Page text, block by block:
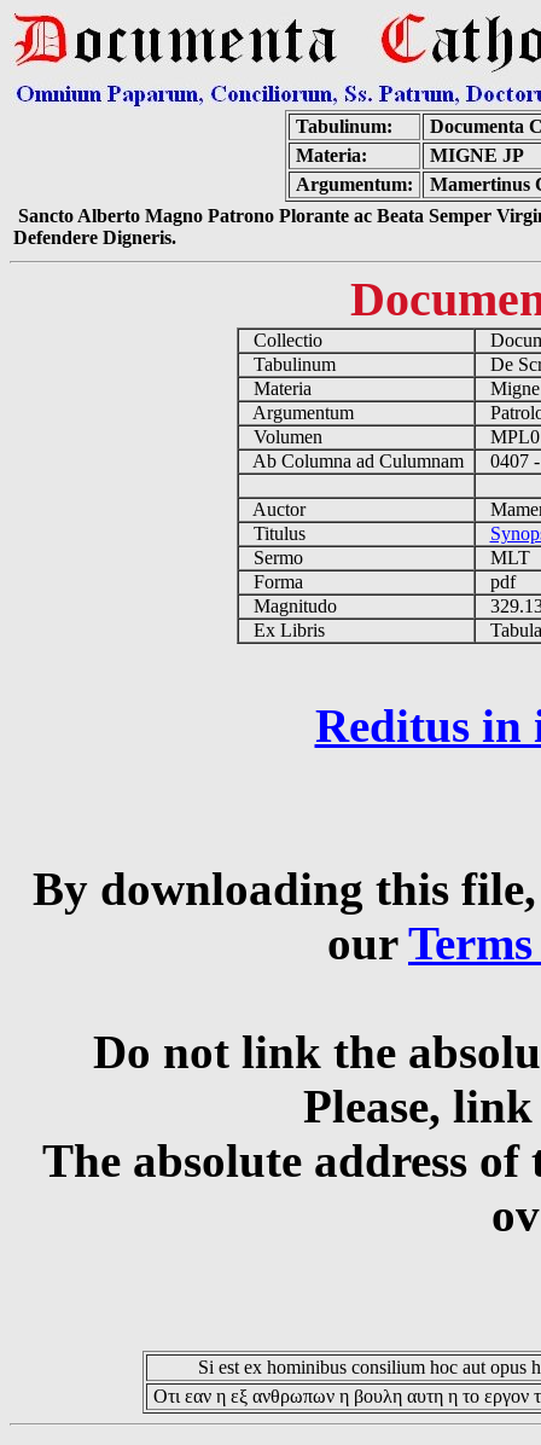
Tabulinum:
Documenta
Materia:
MIGNE JP
Argumentum:
Mamertinus
Sancto Alberto Magno Patrono Plorante ac Beata Semper
Defendere Digneris.
Collectio
Tabulinum
De
Materia
Argumentum
Volumen
Ab Columna ad Culumnam
0407
Auctor
Titulus
Sermo
MLT
Forma
pdf
Magnitudo
Ex Libris
Reditus in
By downloading this
our
Do not link the
Please,
The absolute address
Si est ex hominibus consilium hoc aut opus
Οτι εαν η εξ ανθρωπων η βουλη αυτη η το εργον